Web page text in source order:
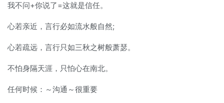
我不问+你说了=这就是信任。
心若亲近，言行必如流水般自然;
心若疏远，言行只如三秋之树般萧瑟。
不怕身隔天涯，只怕心在南北。
任何时候：～沟通～很重要